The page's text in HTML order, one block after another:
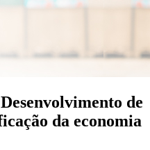
de
da economia